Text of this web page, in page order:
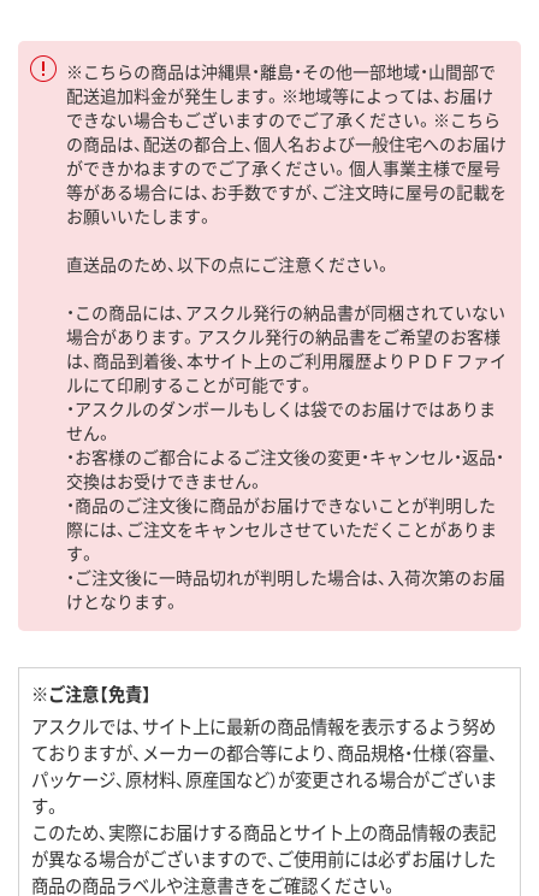
※こちらの商品は沖縄県・離島・その他一部地域・山間部で
配送追加料金が発生します。※地域等によっては、お届け
できない場合もございますのでご了承ください。※こちら
の商品は、配送の都合上、個人名および一般住宅へのお届け
ができかねますのでご了承ください。個人事業主様で屋号
等がある場合には、お手数ですが、ご注文時に屋号の記載を
お願いいたします。
直送品のため、以下の点にご注意ください。
・この商品には、アスクル発行の納品書が同梱されていない
場合があります。アスクル発行の納品書をご希望のお客様
は、商品到着後、本サイト上のご利用履歴よりＰＤＦファイ
ルにて印刷することが可能です。
・アスクルのダンボールもしくは袋でのお届けではありま
せん。
・お客様のご都合によるご注文後の変更・キャンセル・返品・
交換はお受けできません。
・商品のご注文後に商品がお届けできないことが判明した
際には、ご注文をキャンセルさせていただくことがありま
す。
・ご注文後に一時品切れが判明した場合は、入荷次第のお届
けとなります。
※ご注意【免責】
アスクルでは、サイト上に最新の商品情報を表示するよう努め
ておりますが、メーカーの都合等により、商品規格・仕様（容量、
パッケージ、原材料、原産国など）が変更される場合がございま
す。
このため、実際にお届けする商品とサイト上の商品情報の表記
が異なる場合がございますので、ご使用前には必ずお届けした
商品の商品ラベルや注意書きをご確認ください。